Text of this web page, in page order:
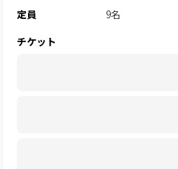
定員
9名
チケット